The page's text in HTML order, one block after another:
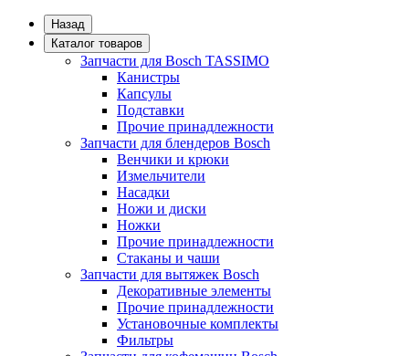
Назад
Каталог товаров
Запчасти для Bosch TASSIMO
Канистры
Капсулы
Подставки
Прочие принадлежности
Запчасти для блендеров Bosch
Венчики и крюки
Измельчители
Насадки
Ножи и диски
Ножки
Прочие принадлежности
Стаканы и чаши
Запчасти для вытяжек Bosch
Декоративные элементы
Прочие принадлежности
Установочные комплекты
Фильтры